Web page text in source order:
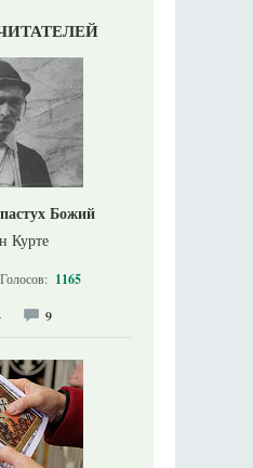
Божий
Курте
Голосов: 1165
9